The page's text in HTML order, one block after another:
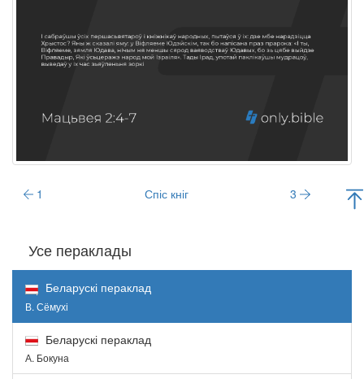
1 Спіс кніг 3
Усе пераклады
Беларускі пераклад
В. Сёмухі
Беларускі пераклад
А. Бокуна